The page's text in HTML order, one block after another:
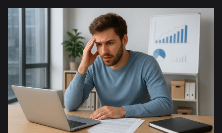
in
der
Pflicht,
Risiko
und
rechtliche
Relevanz